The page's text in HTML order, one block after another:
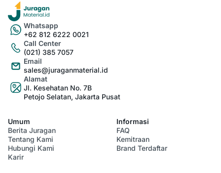
Whatsapp
+62 812 6222 0021
Call Center
(021) 385 7057
Email
sales@juraganmaterial.id
Alamat
Jl. Kesehatan No. 7B
Petojo Selatan, Jakarta Pusat
Umum
Berita Juragan
Tentang Kami
Hubungi Kami
Karir
Informasi
FAQ
Kemitraan
Brand Terdaftar